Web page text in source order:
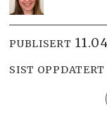
PUBLISERT
SIST OPPDATERT